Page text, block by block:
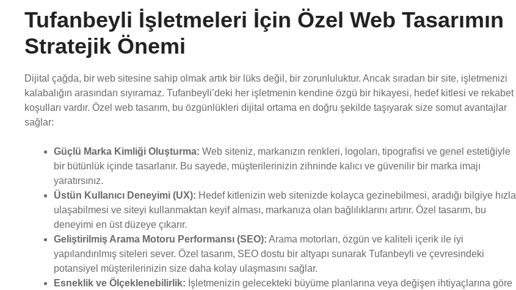
Tufanbeyli İşletmeleri İçin Özel Web Tasarımın
Stratejik Önemi
Dijital çağda, bir web sitesine sahip olmak artık bir lüks değil, bir zorunluluktur. Ancak sıradan bir site, işletmenizi
kalabalığın arasından sıyıramaz. Tufanbeyli’deki her işletmenin kendine özgü bir hikayesi, hedef kitlesi ve rekabet
koşulları vardır. Özel web tasarım, bu özgünlükleri dijital ortama en doğru şekilde taşıyarak size somut avantajlar
sağlar:
Güçlü Marka Kimliği Oluşturma: Web siteniz, markanızın renkleri, logoları, tipografisi ve genel estetiğiyle
bir bütünlük içinde tasarlanır. Bu sayede, müşterilerinizin zihninde kalıcı ve güvenilir bir marka imajı
yaratırsınız.
Üstün Kullanıcı Deneyimi (UX): Hedef kitlenizin web sitenizde kolayca gezinebilmesi, aradığı bilgiye hızla
ulaşabilmesi ve siteyi kullanmaktan keyif alması, markanıza olan bağlılıklarını artırır. Özel tasarım, bu
deneyimi en üst düzeye çıkarır.
Geliştirilmiş Arama Motoru Performansı (SEO): Arama motorları, özgün ve kaliteli içerik ile iyi
yapılandırılmış siteleri sever. Özel tasarım, SEO dostu bir altyapı sunarak Tufanbeyli ve çevresindeki
potansiyel müşterilerinizin size daha kolay ulaşmasını sağlar.
Esneklik ve Ölçeklenebilirlik: İşletmenizin gelecekteki büyüme planlarına veya değişen ihtiyaçlarına göre